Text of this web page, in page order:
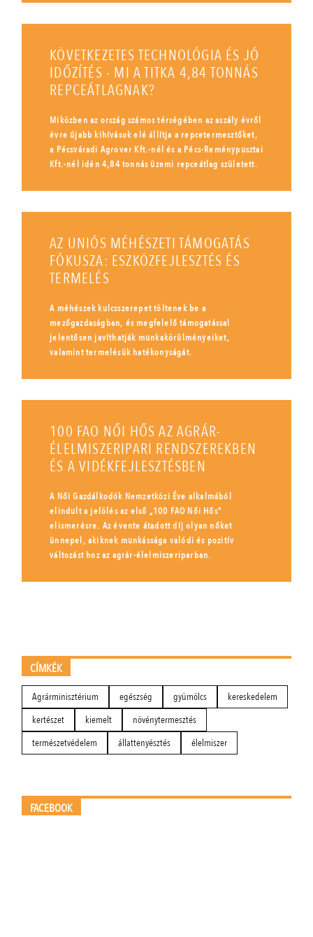
KÖVETKEZETES TECHNOLÓGIA ÉS JÓ
IDŐZÍTÉS - MI A TITKA 4,84 TONNÁS
REPCEÁTLAGNAK?
Miközben az ország számos térségében az aszály évről
évre újabb kihívások elé állítja a repcetermesztőket,
a Pécsváradi Agrover Kft.-nél és a Pécs-Reménypusztai
Kft.-nél idén 4,84 tonnás üzemi repceátlag született.
AZ UNIÓS MÉHÉSZETI TÁMOGATÁS
FÓKUSZA: ESZKÖZFEJLESZTÉS ÉS
TERMELÉS
A méhészek kulcsszerepet töltenek be a
mezőgazdaságban, és megfelelő támogatással
jelentősen javíthatják munkakörülményeiket,
valamint termelésük hatékonyságát.
100 FAO NŐI HŐS AZ AGRÁR-
ÉLELMISZERIPARI RENDSZEREKBEN
ÉS A VIDÉKFEJLESZTÉSBEN
A Női Gazdálkodók Nemzetközi Éve alkalmából
elindult a jelölés az első „100 FAO Női Hős”
elismerésre. Az évente átadott díj olyan nőket
ünnepel, akiknek munkássága valódi és pozitív
változást hoz az agrár-élelmiszeriparban.
CÍMKÉK
Agrárminisztérium egészség gyümölcs
kereskedelem
kertészet
kiemelt
növénytermesztés
természetvédelem
állattenyésztés élelmiszer
FACEBOOK